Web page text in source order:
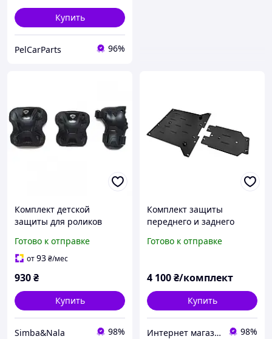
Купить
PelCarParts 96%
Комплект детской
защиты для роликов
наколенника,
налокотника, защита для
Готово к отправке
от93₴/мес
930₴
Купить
Simba&Nala 98%
Комплект защиты
переднего и заднего
/ Tesla Model Y (2020
Готово к отправке
4 100₴/комплект
Купить
Интернет магазин "AvtoSfera" 98%